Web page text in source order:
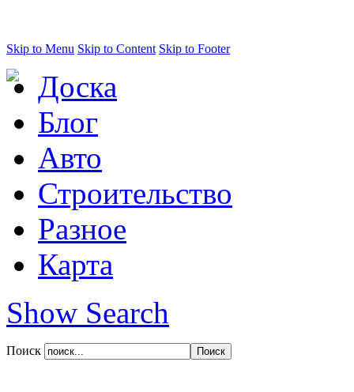
Skip to Menu Skip to Content Skip to Footer
Доска
Блог
Авто
Строительство
Разное
Карта
Show Search
Поиск